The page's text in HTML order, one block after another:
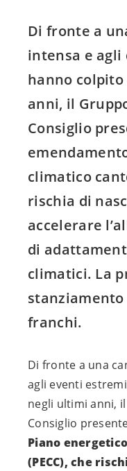
Di fronte a
intensa e
hanno
anni, il
Consiglio
climatico
rischia di
accelerare
di
climatici. La
stanziamento
franchi.
Di fronte a una
agli eventi
negli ultimi anni,
Consiglio
Piano
(PECC), che